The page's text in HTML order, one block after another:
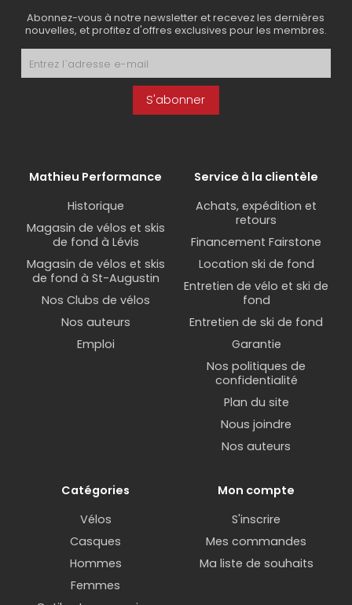
Abonnez-vous à notre newsletter et recevez les dernières
nouvelles, et profitez d'offres exclusives pour les membres.
S'abonner
Mathieu Performance
Historique
Magasin de vélos et skis
de fond à Lévis
Magasin de vélos et skis
de fond à St-Augustin
Nos Clubs de vélos
Nos auteurs
Emploi
Service à la clientèle
Achats, expédition et
retours
Financement Fairstone
Location ski de fond
Entretien de vélo et ski de
fond
Entretien de ski de fond
Garantie
Nos politiques de
confidentialité
Plan du site
Nous joindre
Nos auteurs
Catégories
Vélos
Casques
Hommes
Femmes
Mon compte
S'inscrire
Mes commandes
Ma liste de souhaits